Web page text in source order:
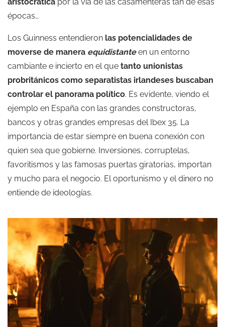
épocas…
Los Guinness entendieron las potencialidades de
moverse de manera equidistante en un entorno
cambiante e incierto en el que tanto unionistas
probritánicos como separatistas irlandeses buscaban
controlar el panorama político. Es evidente, viendo el
ejemplo en España con las grandes constructoras,
bancos y otras grandes empresas del Ibex 35. La
importancia de estar siempre en buena conexión con
quien sea que gobierne. Inversiones, corruptelas,
favoritismos y las famosas puertas giratorias, importan
y mucho para el negocio. El oportunismo y el dinero no
entiende de ideologías.